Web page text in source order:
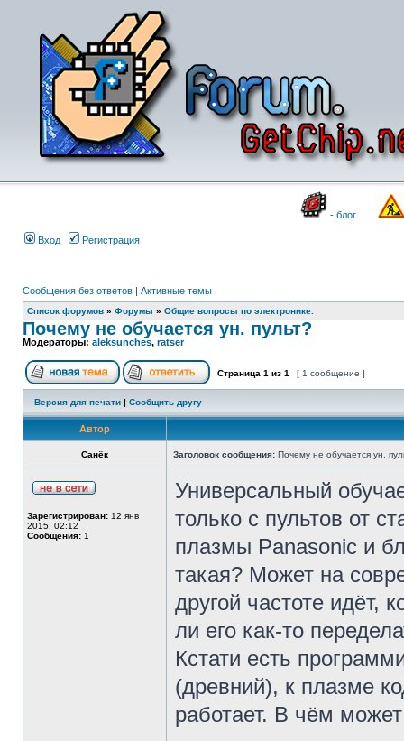
- блог
Вход Регистрация
Сообщения без ответов | Активные темы
Список форумов » Форумы » Общие вопросы по электронике.
Почему не обучается ун. пульт?
Модераторы: aleksunches, ratser
Страница 1 из 1 [ 1 сообщение ]
Версия для печати | Сообщить другу
Автор
Санёк Заголовок сообщения: Почему не обучается ун.
Зарегистрирован: 12 янв
2015, 02:12
Сообщения: 1
Универсальный
только с пультов от
плазмы Panasonic и
такая? Может на
другой частоте идёт,
ли его как-то
Кстати есть
(древний), к плазме
работает. В чём